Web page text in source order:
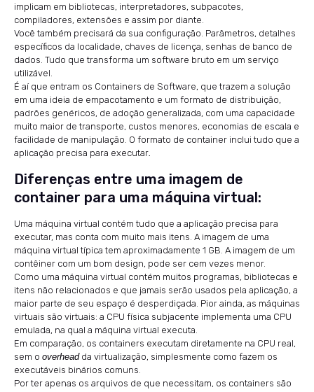
implicam em bibliotecas, interpretadores, subpacotes,
compiladores, extensões e assim por diante.
Você também precisará da sua configuração. Parâmetros, detalhes
específicos da localidade, chaves de licença, senhas de banco de
dados. Tudo que transforma um software bruto em um serviço
utilizável.
É aí que entram os Containers de Software, que trazem a solução
em uma ideia de empacotamento e um formato de distribuição,
padrões genéricos, de adoção generalizada, com uma capacidade
muito maior de transporte, custos menores, economias de escala e
facilidade de manipulação. O formato de container inclui tudo que a
aplicação precisa para executar
Diferenças entre uma imagem de
container para uma máquina virtual:
Uma máquina virtual contém tudo que a aplicação precisa para
executar, mas conta com muito mais itens. A imagem de uma
máquina virtual típica tem aproximadamente 1 GB. A imagem de um
contêiner com um bom design, pode ser cem vezes menor.
Como uma máquina virtual contém muitos programas, bibliotecas e
itens não relacionados e que jamais serão usados pela aplicação, a
maior parte de seu espaço é desperdiçada. Pior ainda, as máquinas
virtuais são virtuais: a CPU física subjacente implementa uma CPU
emulada, na qual a máquina virtual executa.
Em comparação, os containers executam diretamente na CPU real,
sem o overheadda virtualização, simplesmente como fazem os
executáveis binários comuns.
Por ter apenas os arquivos de que necessitam, os containers são